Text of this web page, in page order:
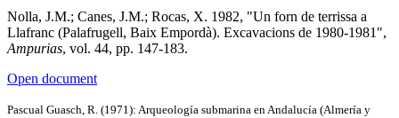
Nolla, J.M.; Canes, J.M.; Rocas, X. 1982, "Un forn de terrissa a
Llafranc (Palafrugell, Baix Empordà). Excavacions de 1980-1981",
Ampurias, vol. 44, pp. 147-183.
Open document
Pascual Guasch, R. (1971): Arqueología submarina en Andalucía (Almería y